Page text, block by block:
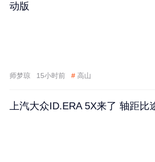
动版
师梦琼 15小时前 # 高山
上汽大众ID.ERA 5X来了 轴距比